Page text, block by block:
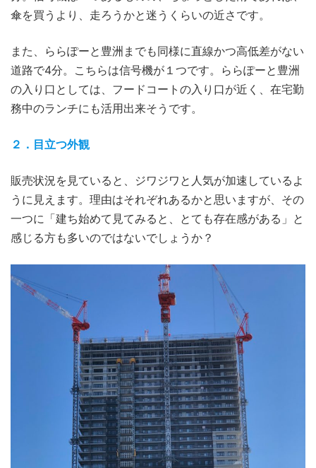
傘を買うより、走ろうかと迷うくらいの近さです。
また、ららぽーと豊洲までも同様に直線かつ高低差がない
道路で4分。こちらは信号機が１つです。ららぽーと豊洲
の入り口としては、フードコートの入り口が近く、在宅勤
務中のランチにも活用出来そうです。
２．目立つ外観
販売状況を見ていると、ジワジワと人気が加速しているよ
うに見えます。理由はそれぞれあるかと思いますが、その
一つに「建ち始めて見てみると、とても存在感がある」と
感じる方も多いのではないでしょうか？